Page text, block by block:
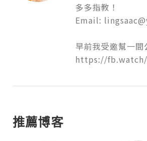
多多指教！
Email:
早前我受邀幫一
https://
推薦博客